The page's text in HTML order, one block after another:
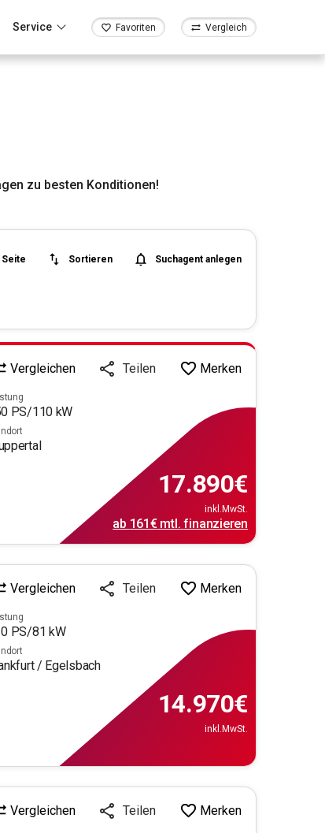
Service Favoriten Vergleich
zu besten Konditionen!
Seite Sortieren Suchagent anlegen
Vergleichen Teilen Merken
PS/110 kW
17.890€
inkl.MwSt.
ab 161€mtl. finanzieren
Vergleichen Teilen Merken
PS/81 kW
/ Egelsbach
14.970€
inkl.MwSt.
Vergleichen Teilen Merken